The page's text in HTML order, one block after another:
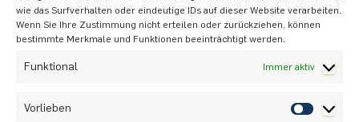
wie das Surfverhalten oder eindeutige IDs auf dieser Website verarbeiten.
Wenn Sie Ihre Zustimmung nicht erteilen oder zurückziehen, können
bestimmte Merkmale und Funktionen beeinträchtigt werden.
Funktional Immer aktiv
Vorlieben
Instagram
Praktikumsangebote
Nach oben